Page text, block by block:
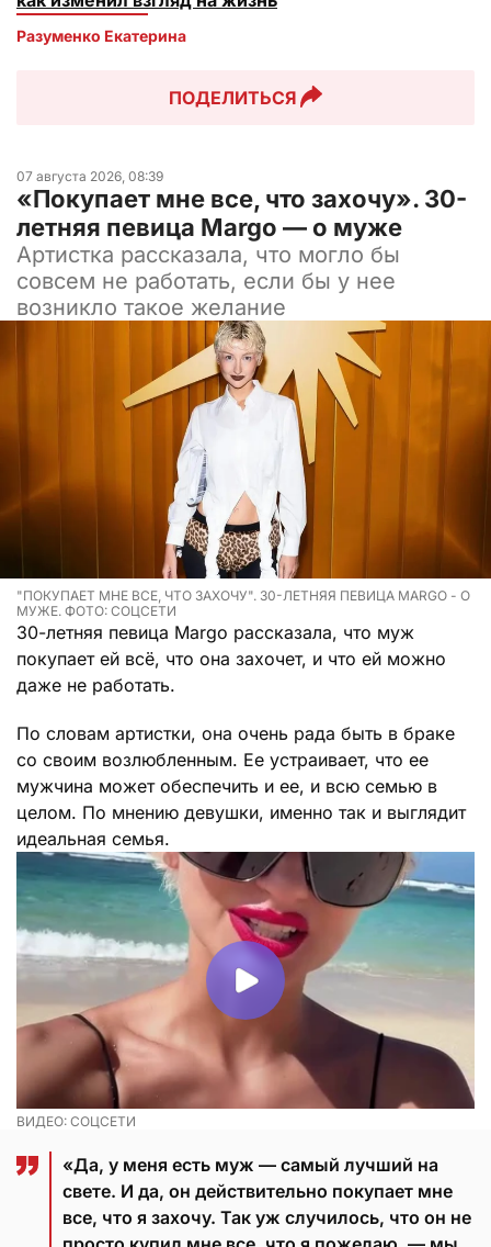
Разуменко Екатерина
ПОДЕЛИТЬСЯ
07 августа 2026, 08:39
«Покупает мне все, что захочу». 30-
летняя певица Margo — о муже
Артистка рассказала, что могло бы
совсем не работать, если бы у нее
возникло такое желание
"ПОКУПАЕТ МНЕ ВСЕ, ЧТО ЗАХОЧУ". 30-ЛЕТНЯЯ ПЕВИЦА MARGO - О
МУЖЕ. ФОТО: СОЦСЕТИ
30-летняя певица Margo рассказала, что муж
покупает ей всё, что она захочет, и что ей можно
даже не работать.
По словам артистки, она очень рада быть в браке
со своим возлюбленным. Ее устраивает, что ее
мужчина может обеспечить и ее, и всю семью в
целом. По мнению девушки, именно так и выглядит
идеальная семья.
ВИДЕО: СОЦСЕТИ
«Да, у меня есть муж — самый лучший на
свете. И да, он действительно покупает мне
все, что я захочу. Так уж случилось, что он не